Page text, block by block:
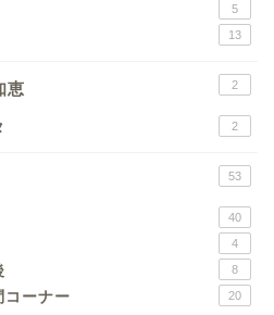
5
13
恵 2
2
53
40
4
8
コーナー 20